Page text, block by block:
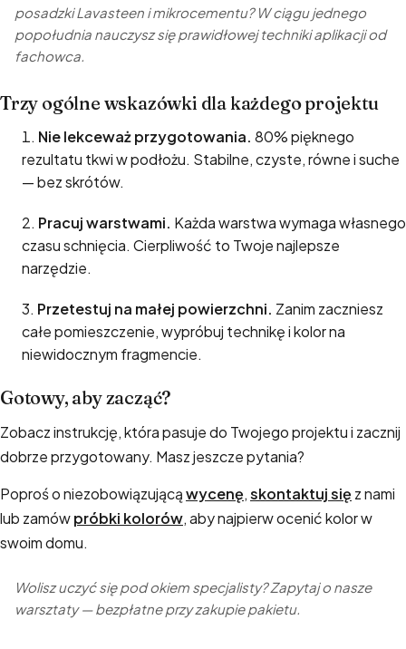
posadzki Lavasteen i mikrocementu? W ciągu jednego
popołudnia nauczysz się prawidłowej techniki aplikacji od
fachowca.
Trzy ogólne wskazówki dla każdego projektu
Nie lekceważ przygotowania. 80% pięknego
rezultatu tkwi w podłożu. Stabilne, czyste, równe i suche
— bez skrótów.
Pracuj warstwami. Każda warstwa wymaga własnego
czasu schnięcia. Cierpliwość to Twoje najlepsze
narzędzie.
Przetestuj na małej powierzchni. Zanim zaczniesz
całe pomieszczenie, wypróbuj technikę i kolor na
niewidocznym fragmencie.
Gotowy, aby zacząć?
Zobacz instrukcję, która pasuje do Twojego projektu i zacznij
dobrze przygotowany. Masz jeszcze pytania?
Poproś o niezobowiązującąwycenę,skontaktuj się z nami
lub zamówpróbki kolorów, aby najpierw ocenić kolor w
swoim domu.
Wolisz uczyć się pod okiem specjalisty? Zapytaj o nasze
warsztaty — bezpłatne przy zakupie pakietu.